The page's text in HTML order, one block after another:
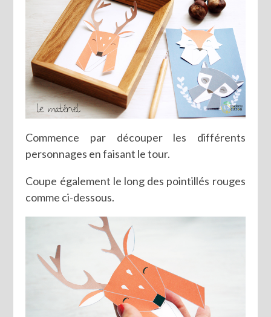
Commence par découper les différents
personnages en faisant le tour.
Coupe également le long des pointillés rouges
comme ci-dessous.